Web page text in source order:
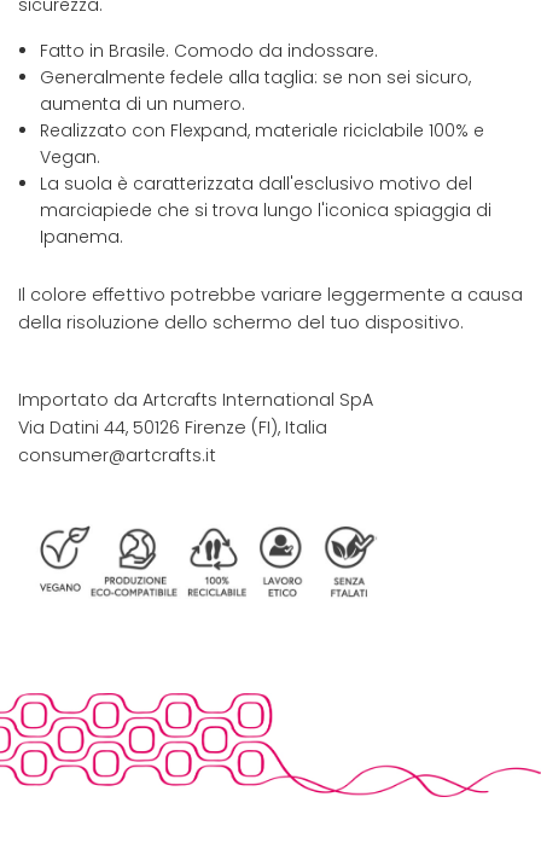
sicurezza.
Fatto in Brasile. Comodo da indossare.
Generalmente fedele alla taglia: se non sei sicuro,
aumenta di un numero.
Realizzato con Flexpand, materiale riciclabile 100% e
Vegan.
La suola è caratterizzata dall'esclusivo motivo del
marciapiede che si trova lungo l'iconica spiaggia di
Ipanema.
Il colore effettivo potrebbe variare leggermente a causa
della risoluzione dello schermo del tuo dispositivo.
Importato da Artcrafts International SpA
Via Datini 44, 50126 Firenze (FI), Italia
consumer@artcrafts.it